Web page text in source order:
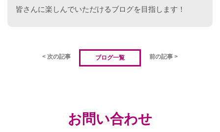
皆さんに楽しんでいただけるブログを目指します！
< 次の記事 ブログ一覧 前の記事 >
お問い合わせ